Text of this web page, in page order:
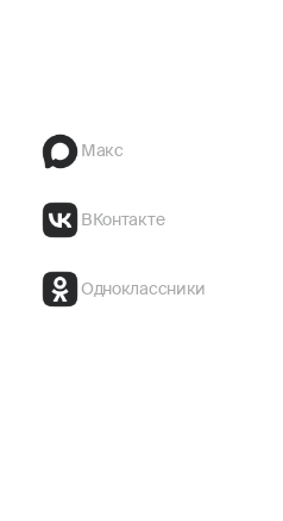
Макс
ВКонтакте
Одноклассники